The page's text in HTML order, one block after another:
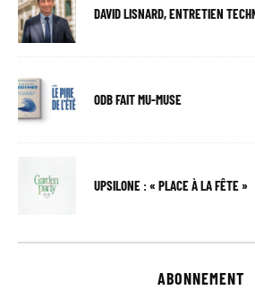
DAVID LISNARD, ENTRETIEN
ODB FAIT MU-MUSE
UPSILONE : « PLACE À LA FÊTE »
ABONNEMENT